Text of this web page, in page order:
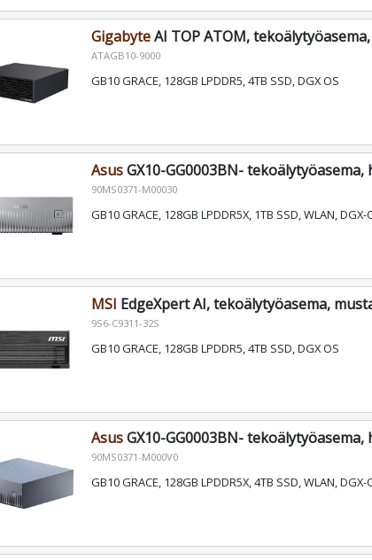
GigabyteAI TOP ATOM,
ATAGB10-9000
GB10 GRACE, 128GB LPDDR5, 4TB SSD, DGX OS
AsusGX10-GG0003BN- tekoälytyöasema,
90MS0371-M00030
GB10 GRACE, 128GB LPDDR5X, 1TB SSD, WLAN, DGX-
MSI EdgeXpert AI, tekoälytyöasema,
9S6-C9311-32S
GB10 GRACE, 128GB LPDDR5, 4TB SSD, DGX OS
AsusGX10-GG0003BN- tekoälytyöasema,
90MS0371-M000V0
GB10 GRACE, 128GB LPDDR5X, 4TB SSD, WLAN, DGX-